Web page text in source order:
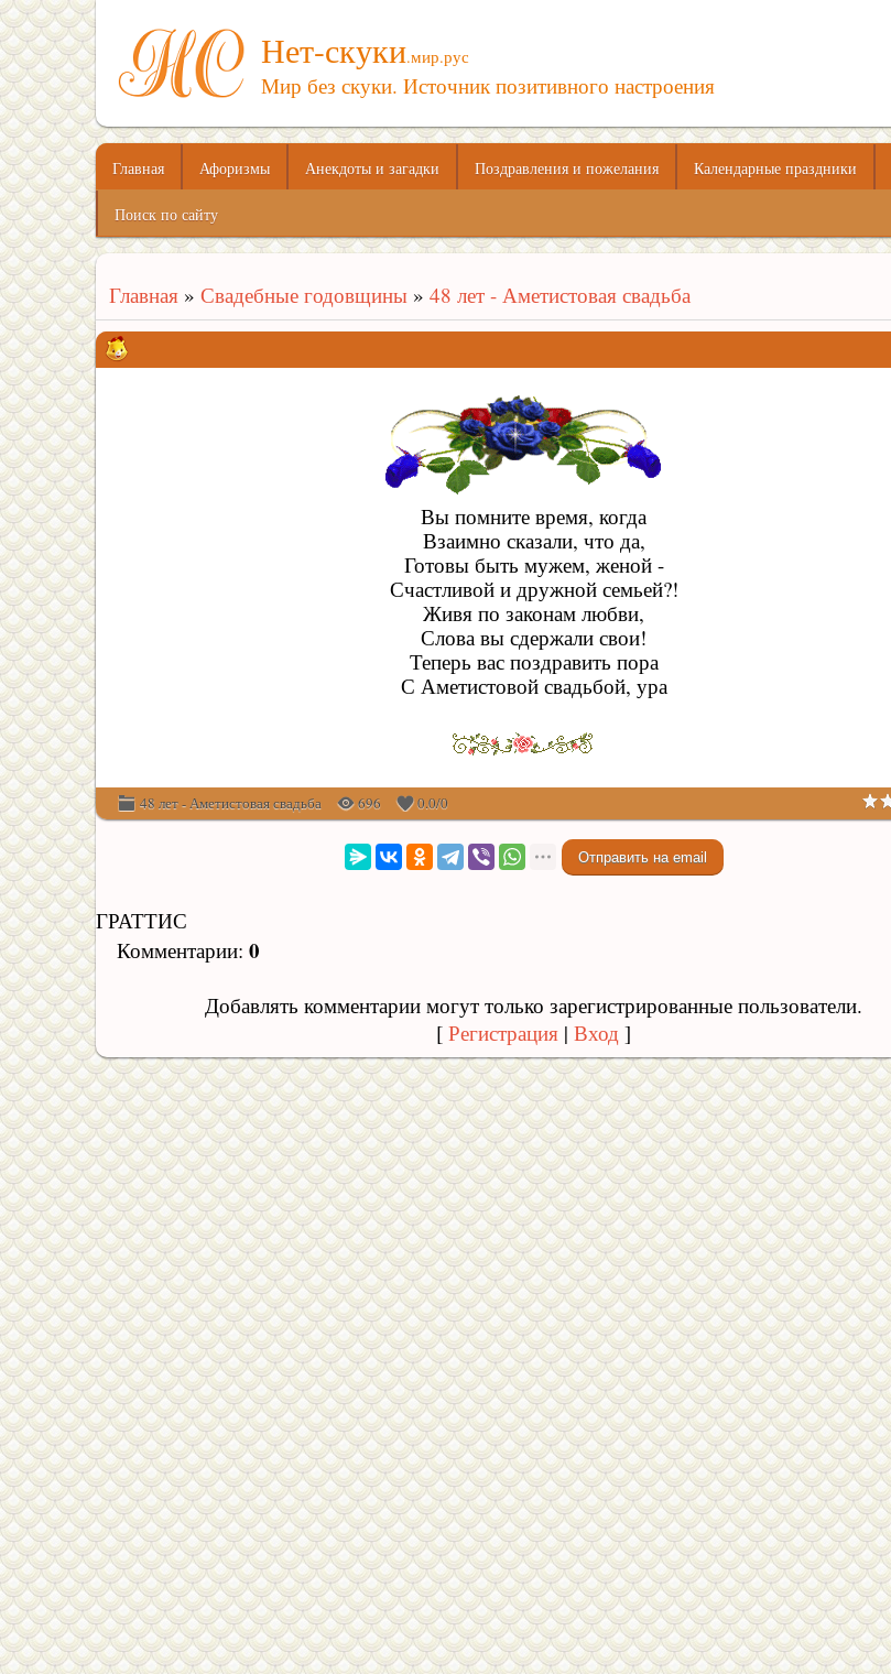
Нет-скуки.мир.рус
Мир без скуки. Источник позитивного настроения
Главная Афоризмы Анекдоты и загадки Поздравления и пожелания Календарные праздники
Поиск по сайту
Главная » Свадебные годовщины » 48 лет - Аметистовая свадьба
Вы помните время, когда
Взаимно сказали, что да,
Готовы быть мужем, женой -
Счастливой и дружной семьей?!
Живя по законам любви,
Слова вы сдержали свои!
Теперь вас поздравить пора
С Аметистовой свадьбой, ура
48 лет - Аметистовая свадьба 696 0.0/0
ГРАТТИС
Комментарии: 0
Добавлять комментарии могут только зарегистрированные пользователи.
[Регистрация |Вход ]